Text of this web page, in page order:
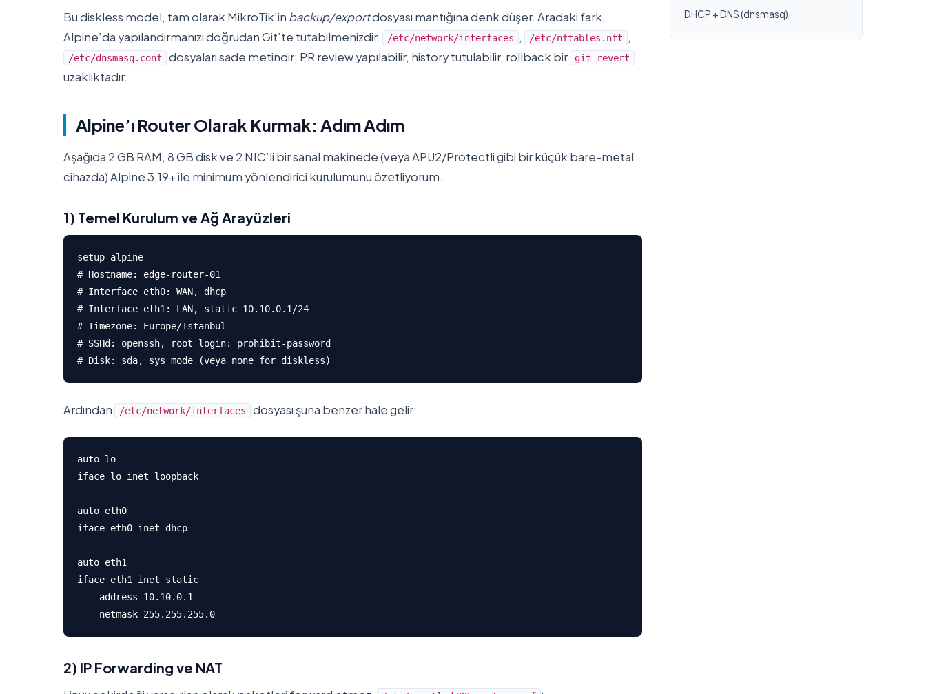
Bu diskless model, tam olarak MikroTik’in backup/exportdosyası mantığına denk düşer. Aradaki fark,
Alpine’da yapılandırmanızı doğrudan Git’te tutabilmenizdir.
/etc/network/interfaces , /etc/nftables.nft ,
/etc/dnsmasq.conf dosyaları sade metindir; PR review yapılabilir, history tutulabilir, rollback bir git revert
uzaklıktadır.
Alpine’ı Router Olarak Kurmak: Adım Adım
Aşağıda 2 GB RAM, 8 GB disk ve 2 NIC’li bir sanal makinede (veya APU2/Protectli gibi bir küçük bare-metal
cihazda) Alpine 3.19+ ile minimum yönlendirici kurulumunu özetliyorum.
1) Temel Kurulum ve Ağ Arayüzleri
setup-alpine
# Hostname: edge-router-01
# Interface eth0: WAN, dhcp
# Interface eth1: LAN, static 10.10.0.1/24
# Timezone: Europe/Istanbul
# SSHd: openssh, root login: prohibit-password
# Disk: sda, sys mode (veya none for diskless)
Ardından /etc/network/interfaces dosyası şuna benzer hale gelir:
auto lo
iface lo inet loopback
auto eth0
iface eth0 inet dhcp
auto eth1
iface eth1 inet static
    address 10.10.0.1
    netmask 255.255.255.0
2) IP Forwarding ve NAT
DHCP + DNS (dnsmasq)